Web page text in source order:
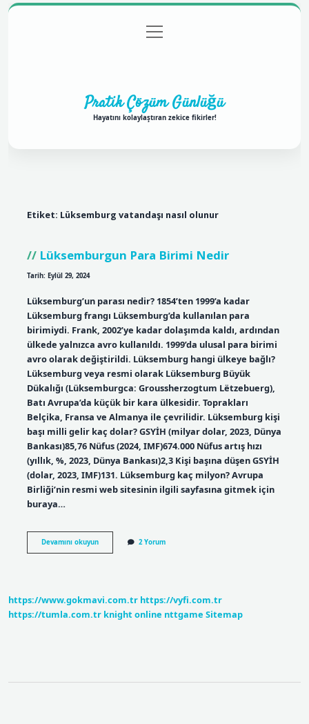
Gizlilik Politikası
menüyü
aç
Pratik Çözüm Günlüğü
Hayatını kolaylaştıran zekice fikirler!
Etiket: Lüksemburg vatandaşı nasıl olunur
Lüksemburgun Para Birimi Nedir
Tarih: Eylül 29, 2024
Lüksemburg’un parası nedir? 1854’ten 1999’a kadar
Lüksemburg frangı Lüksemburg’da kullanılan para
birimiydi. Frank, 2002’ye kadar dolaşımda kaldı, ardından
ülkede yalnızca avro kullanıldı. 1999’da ulusal para birimi
avro olarak değiştirildi. Lüksemburg hangi ülkeye bağlı?
Lüksemburg veya resmi olarak Lüksemburg Büyük
Dükalığı (Lüksemburgca: Groussherzogtum Lëtzebuerg),
Batı Avrupa’da küçük bir kara ülkesidir. Toprakları
Belçika, Fransa ve Almanya ile çevrilidir. Lüksemburg kişi
başı milli gelir kaç dolar? GSYİH (milyar dolar, 2023, Dünya
Bankası)85,76 Nüfus (2024, IMF)674.000 Nüfus artış hızı
(yıllık, %, 2023, Dünya Bankası)2,3 Kişi başına düşen GSYİH
(dolar, 2023, IMF)131. Lüksemburg kaç milyon? Avrupa
Birliği’nin resmi web sitesinin ilgili sayfasına gitmek için
buraya…
Devamını okuyunLüksemburgun
Para
2 Yorum
https://www.gokmavi.com.tr https://vyfi.com.tr
https://tumla.com.tr knight online nttgame Sitemap